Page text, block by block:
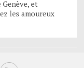
et
les amoureux